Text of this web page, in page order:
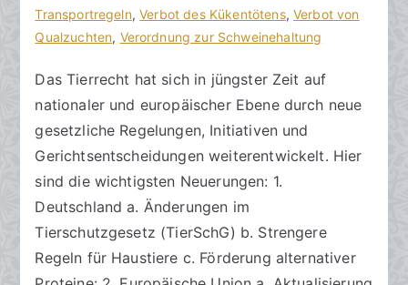
e
t
a
1
7
.
J
a
r
Transportregeln,Verbot des Kükentötens, Verbot von
Qualzuchten, Verordnung zur Schweinehaltung
Deutschland
und
Das Tierrecht hat sich in jüngster Zeit auf
nationaler und europäischer Ebene durch neue
gesetzliche Regelungen, Initiativen und
Gerichtsentscheidungen weiterentwickelt. Hier
sind die wichtigsten Neuerungen: 1.
Deutschland a. Änderungen im
Tierschutzgesetz (TierSchG) b. Strengere
Regeln für Haustiere c. Förderung alternativer